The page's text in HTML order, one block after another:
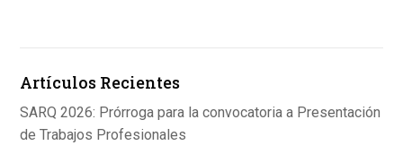
o
k
p
p
Artículos Recientes
SARQ 2026: Prórroga para la convocatoria a Presentación
de Trabajos Profesionales